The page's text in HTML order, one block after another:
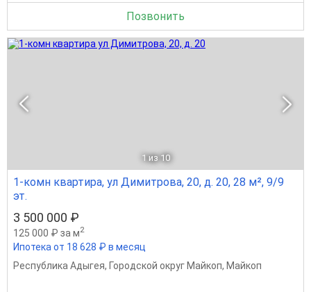
Позвонить
1 из 10
1-комн квартира, ул Димитрова, 20, д. 20, 28 м², 9/9
эт.
3 500 000 ₽
125 000 ₽ за м2
Ипотека от 18 628 ₽ в месяц
Республика Адыгея, Городской округ Майкоп, Майкоп